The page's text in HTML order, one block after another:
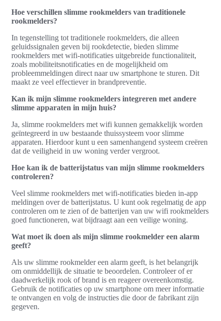
Hoe verschillen slimme rookmelders van traditionele
rookmelders?
In tegenstelling tot traditionele rookmelders, die alleen
geluidssignalen geven bij rookdetectie, bieden slimme
rookmelders met wifi-notificaties uitgebreide functionaliteit,
zoals mobiliteitsnotificaties en de mogelijkheid om
probleemmeldingen direct naar uw smartphone te sturen. Dit
maakt ze veel effectiever in brandpreventie.
Kan ik mijn slimme rookmelders integreren met andere
slimme apparaten in mijn huis?
Ja, slimme rookmelders met wifi kunnen gemakkelijk worden
geïntegreerd in uw bestaande thuissysteem voor slimme
apparaten. Hierdoor kunt u een samenhangend systeem creëren
dat de veiligheid in uw woning verder vergroot.
Hoe kan ik de batterijstatus van mijn slimme rookmelders
controleren?
Veel slimme rookmelders met wifi-notificaties bieden in-app
meldingen over de batterijstatus. U kunt ook regelmatig de app
controleren om te zien of de batterijen van uw wifi rookmelders
goed functioneren, wat bijdraagt aan een veilige woning.
Wat moet ik doen als mijn slimme rookmelder een alarm
geeft?
Als uw slimme rookmelder een alarm geeft, is het belangrijk
om onmiddellijk de situatie te beoordelen. Controleer of er
daadwerkelijk rook of brand is en reageer overeenkomstig.
Gebruik de notificaties op uw smartphone om meer informatie
te ontvangen en volg de instructies die door de fabrikant zijn
gegeven.